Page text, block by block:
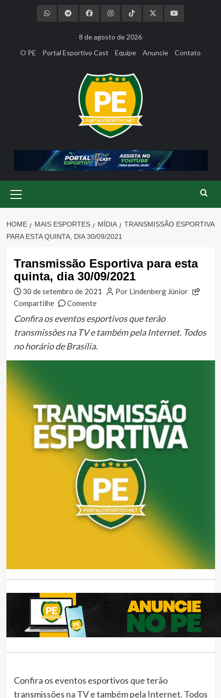
8 de agosto de 2026
O PE
Portal Esportivo Cast Equipe Anuncie Contato
Menu
HOME MAIS ESPORTES MÍDIA
TRANSMISSÃO ESPORTIVA
PARA ESTA QUINTA, DIA 30/09/2021
Transmissão Esportiva para esta
quinta, dia 30/09/2021
30 de setembro de 2021
Por Lindenberg Júnior
Compartilhe
Comente
Confira os eventos esportivos que terão
transmissões na TV e também pela Internet. Todos
no horário de Brasília.
Confira os eventos esportivos que terão
transmissões na TV e também pela Internet. Todos